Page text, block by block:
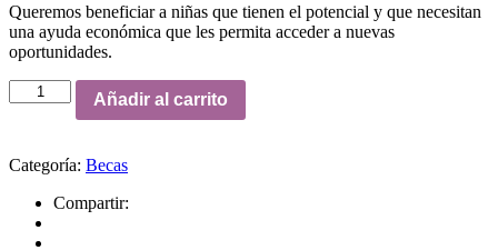
Queremos beneficiar a niñas que tienen el potencial y que necesitan
una ayuda económica que les permita acceder a nuevas
oportunidades.
Beca
Academia
Añadir al carrito
Categoría: Becas
Compartir: